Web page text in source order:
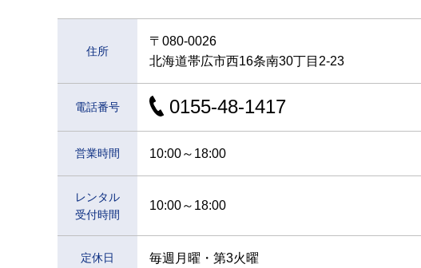
住所
〒080-0026
北海道帯広市西16条南30丁目2-23
電話番号 0155-48-1417
営業時間 10:00～18:00
レンタル
受付時間
10:00～18:00
定休日 毎週月曜・第3火曜